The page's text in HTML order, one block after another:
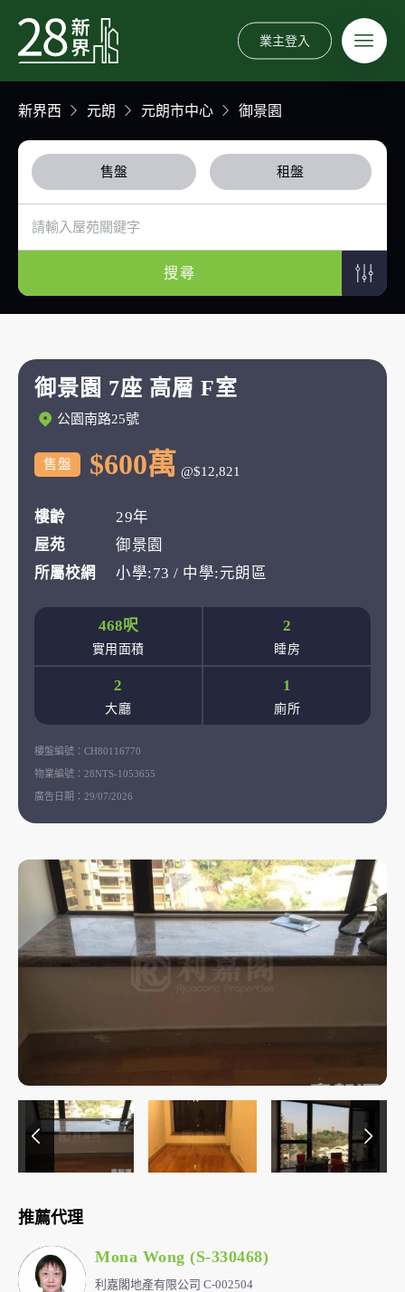
業主登入
新界西 元朗 元朗市中心 御景園
售盤 租盤
搜尋
御景園 7座 高層 F室
公園南路25號
售盤 $600萬 @$12,821
樓齡
29年
屋苑
御景園
所屬校網
小學:73 / 中學:元朗區
468呎
實用面積
2
睡房
2
大廳
1
廁所
樓盤編號： CH80116770
物業編號： 28NTS-1053655
廣告日期： 29/07/2026
推薦代理
Mona Wong (S-330468)
利嘉閣地產有限公司 C-002504